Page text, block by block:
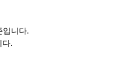
니다.
.